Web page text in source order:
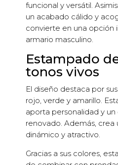
funcional y versátil.
un acabado cálido y
convierte en una opción
armario masculino.
Estampado
tonos vivos
El diseño destaca por
rojo, verde y amarillo.
aporta personalidad y un
renovado. Además, crea
dinámico y atractivo.
Gracias a sus colores,